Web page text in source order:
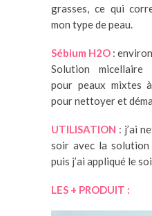
grasses, ce qui
mon type de peau.
Sébium H2O :
Solution micellaire
pour peaux mixtes
pour nettoyer et
UTILISATION : j’ai
soir avec la solution
puis j’ai appliqué le
LES + PRODUIT :